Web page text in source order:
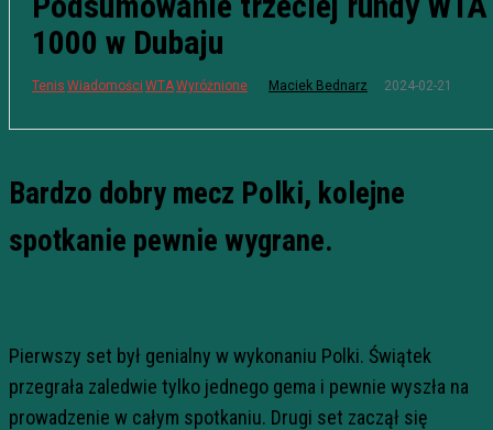
1000 w Dubaju
Tenis Wiadomości WTAWyróżnione Maciek Bednarz 2024-02-21
Bardzo dobry mecz Polki, kolejne
spotkanie pewnie wygrane.
Pierwszy set był genialny w wykonaniu Polki. Świątek
przegrała zaledwie tylko jednego gema i pewnie wyszła na
prowadzenie w całym spotkaniu. Drugi set zaczął się